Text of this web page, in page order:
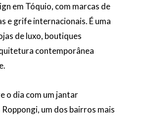
em Tóquio, com marcas de
e grife internacionais. É uma
de luxo, boutiques
contemporânea
o dia com um jantar
um dos bairros mais